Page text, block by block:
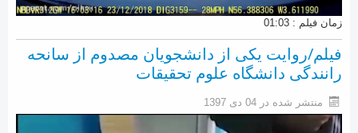
زمان فیلم : 01:03
فیلم/روایت یکی از دانشجویان مصدوم از سانحه
رانندگی دانشگاه علوم تحقیقات
منتشر شده در 04 دی 1397